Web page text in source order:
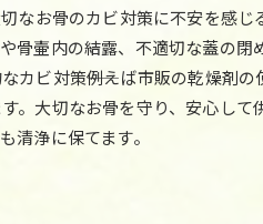
なお骨のカビ対策に不安を感
壷内の結露、不適切な蓋の
ビ対策――例えば市販の乾燥剤
大切なお骨を守り、安心し
清浄に保てます。